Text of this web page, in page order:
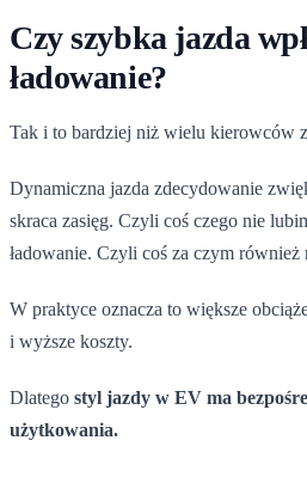
Czy szybka jazda
ładowanie?
Tak i to bardziej niż wielu kierowców
Dynamiczna jazda zdecydowanie
skraca zasięg. Czyli coś czego nie
ładowanie. Czyli coś za czym również
W praktyce oznacza to większe
i wyższe koszty.
Dlatego styl jazdy w EV ma
użytkowania.